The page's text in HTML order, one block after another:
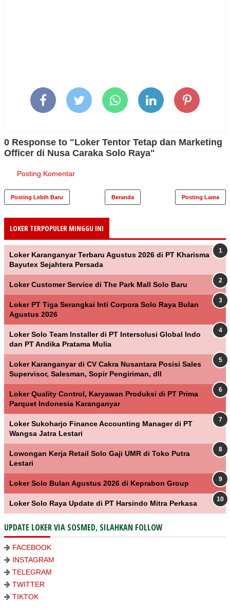
0 Response to "Loker Tentor Tetap dan Marketing
Officer di Nusa Caraka Solo Raya"
Posting Komentar
Posting Lebih Baru Posting Lama
Beranda
LOKER TERPOPULER MINGGU INI
Loker Karanganyar Terbaru Agustus 2026 di PT Kharisma
Bayutex Sejahtera Persada
Loker Customer Service di The Park Mall Solo Baru
Loker PT Tiga Serangkai Inti Corpora Solo Raya Bulan
Agustus 2026
Loker Solo Team Installer di PT Intersolusi Global Indo
dan PT Andika Pratama Mulia
Loker Karanganyar di CV Cakra Nusantara Posisi Sales
Supervisor, Salesman, Sopir Pengiriman, dll
Loker Quality Control, Karyawan Produksi di PT Prima
Parquet Indonesia Karanganyar
Loker Sukoharjo Finance Accounting Manager di PT
Wangsa Jatra Lestari
Lowongan Kerja Retail Solo Gaji UMR di Toko Putra
Lestari
Loker Solo Bulan Agustus 2026 di Keprabon Group
Loker Solo Raya Update di PT Harsindo Mitra Perkasa
UPDATE LOKER VIA SOSMED, SILAHKAN FOLLOW
FACEBOOK
INSTAGRAM
TELEGRAM
TWITTER
TIKTOK